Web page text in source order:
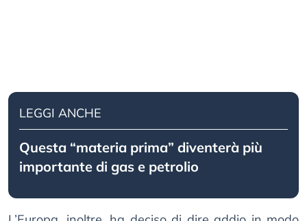
LEGGI ANCHE
Questa “materia prima” diventerà più
importante di gas e petrolio